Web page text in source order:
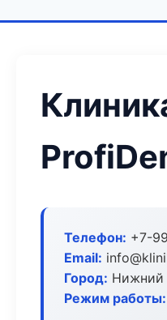
Телефон: +7-
Email:
Город: Нижний
Режим работы: